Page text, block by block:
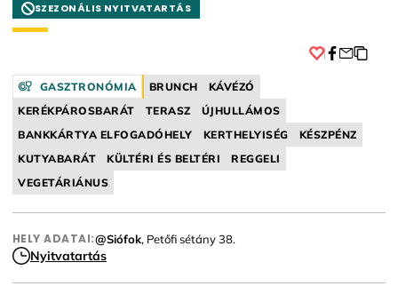
SZEZONÁLIS NYITVATARTÁS
GASZTRONÓMIA BRUNCH
KÁVÉZÓ
KERÉKPÁROSBARÁT
TERASZ
ÚJHULLÁMOS
BANKKÁRTYA ELFOGADÓHELY
KERTHELYISÉG
KÉSZPÉNZ
KUTYABARÁT
KÜLTÉRI ÉS BELTÉRI
REGGELI
VEGETÁRIÁNUS
HELY ADATAI:@Siófok, Petőfi sétány 38.
Nyitvatartás